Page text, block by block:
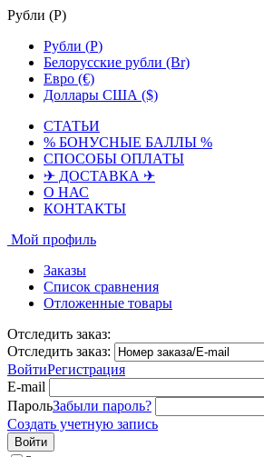
Рубли (Р)
Рубли (Р)
Белорусские рубли (Br)
Евро (€)
Доллары США ($)
СТАТЬИ
% БОНУСНЫЕ БАЛЛЫ %
СПОСОБЫ ОПЛАТЫ
✈ ДОСТАВКА ✈
О НАС
КОНТАКТЫ
Мой профиль
Заказы
Список сравнения
Отложенные товары
Отследить заказ:
Отследить заказ:
ВойтиРегистрация
E-mail
ПарольЗабыли пароль?
Создать учетную запись
Войти